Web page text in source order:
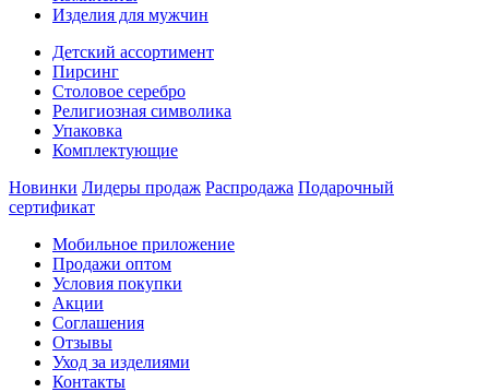
Изделия для мужчин
Детский ассортимент
Пирсинг
Столовое серебро
Религиозная символика
Упаковка
Комплектующие
Новинки Лидеры продаж Распродажа Подарочный
сертификат
Мобильное приложение
Продажи оптом
Условия покупки
Акции
Соглашения
Отзывы
Уход за изделиями
Контакты